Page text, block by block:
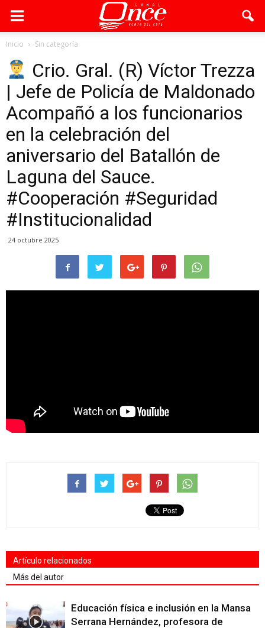
Inicio Sin categoría
Crio. Gral. (R) Víctor Trezza
| Jefe de Policía de Maldonado
Acompañó a los funcionarios
en la celebración del
aniversario del Batallón de
Laguna del Sauce.
#Cooperación #Seguridad
#Institucionalidad
24 octubre 2025
Artículo relacionados
Más del autor
Educación física e inclusión en la Mansa
Serrana Hernández, profesora de